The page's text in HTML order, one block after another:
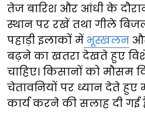
तेज बारिश और आंधी के
स्थान पर रखें तथा गीले
पहाड़ी इलाकों में भूस्खलन
बढ़ने का खतरा देखते हुए
चाहिए। किसानों को मौसम
चेतावनियों पर ध्यान देते
कार्य करने की सलाह दी गई